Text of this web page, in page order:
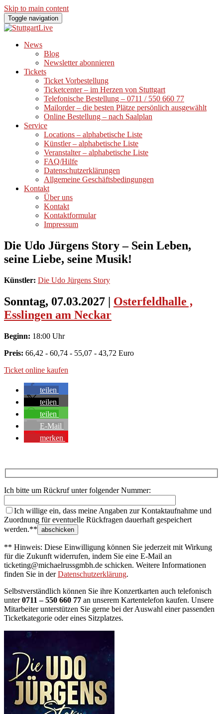
Skip to main content
Toggle navigation
News
Blog
Newsletter abonnieren
Tickets
Ticket Vorbestellung
Ticketcenter – im Herzen von Stuttgart
Telefonische Bestellung – 0711 / 550 660 77
Mailorder – die besten Plätze persönlich ausgewählt
Online Bestellung – nach Saalplan
Service
Locations – alphabetische Liste
Künstler – alphabetische Liste
Veranstalter – alphabetische Liste
FAQ/Hilfe
Datenschutzerklärungen
Allgemeine Geschäftsbedingungen
Kontakt
Über uns
Kontakt
Kontaktformular
Impressum
Die Udo Jürgens Story – Sein Leben,
seine Liebe, seine Musik!
Künstler: Die Udo Jürgens Story
Sonntag, 07.03.2027 | Osterfeldhalle ,
Esslingen am Neckar
Beginn: 18:00 Uhr
Preis: 66,42 - 60,74 - 55,07 - 43,72 Euro
Ticket online kaufen
teilen
teilen
teilen
E-Mail
merken
Ich bitte um Rückruf unter folgender Nummer:
Ich willige ein, dass meine Angaben zur Kontaktaufnahme und
Zuordnung für eventuelle Rückfragen dauerhaft gespeichert
werden.**
** Hinweis: Diese Einwilligung können Sie jederzeit mit Wirkung
für die Zukunft widerrufen, indem Sie eine E-Mail an
ticketing@michaelrussgmbh.de schicken. Weitere Informationen
finden Sie in derDatenschutzerklärung.
Selbstverständlich können Sie ihre Konzertkarten auch telefonisch
unter0711 – 550 660 77 an unserem Kartentelefon kaufen. Unsere
Mitarbeiter unterstützen Sie gerne bei der Auswahl einer passenden
Ticketkategorie oder eines Sitzplatzes.